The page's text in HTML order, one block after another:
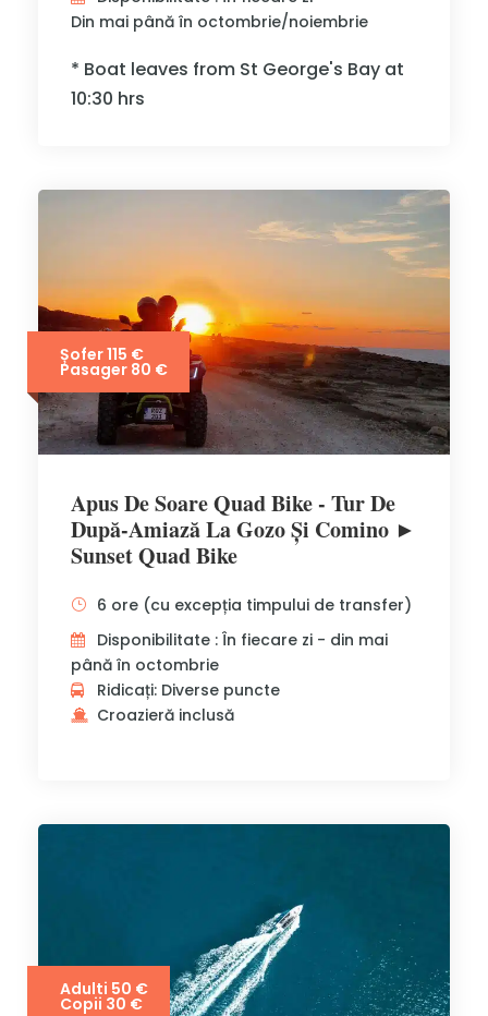
Din mai până în octombrie/noiembrie
* Boat leaves from St George's Bay at
10:30 hrs
Șofer 115 €
Pasager 80 €
Apus De Soare Quad Bike - Tur De
După-Amiază La Gozo Și Comino ►
Sunset Quad Bike
6 ore (cu excepția timpului de transfer)
Disponibilitate : În fiecare zi - din mai
până în octombrie
Ridicați: Diverse puncte
Croazieră inclusă
Adulti 50 €
Copii 30 €